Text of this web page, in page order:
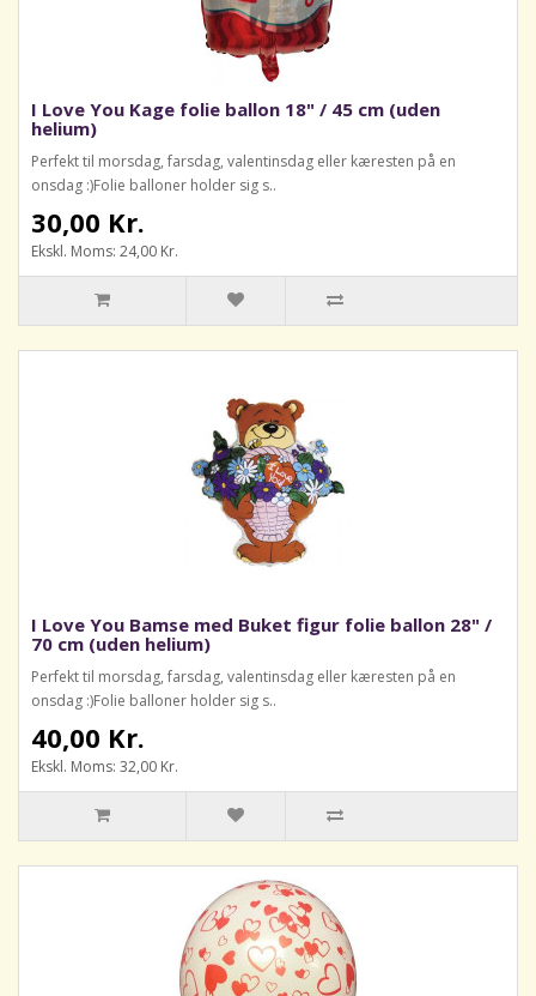
I Love You Kage folie ballon 18" / 45 cm (uden
helium)
Perfekt til morsdag, farsdag, valentinsdag eller kæresten på en
onsdag :)Folie balloner holder sig s..
30,00 Kr.
Ekskl. Moms: 24,00 Kr.
I Love You Bamse med Buket figur folie ballon 28" /
70 cm (uden helium)
Perfekt til morsdag, farsdag, valentinsdag eller kæresten på en
onsdag :)Folie balloner holder sig s..
40,00 Kr.
Ekskl. Moms: 32,00 Kr.